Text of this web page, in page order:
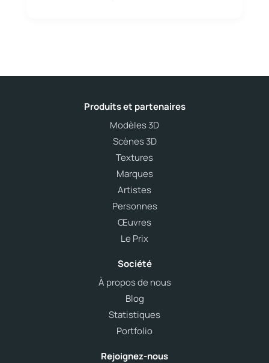
Produits et partenaires
Modèles 3D
Scènes 3D
Textures
Marques
Artistes
Personnes
Œuvres
Le Prix
Société
À propos de nous
Blog
Statistiques
Portfolio
Rejoignez-nous